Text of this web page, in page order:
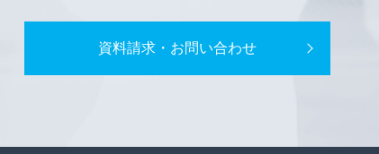
資料請求・お問い合わせ